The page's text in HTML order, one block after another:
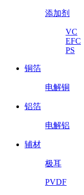
添加剂
VC
EFC
PS
铜箔
电解铜
铝箔
电解铝
辅材
极耳
PVDF